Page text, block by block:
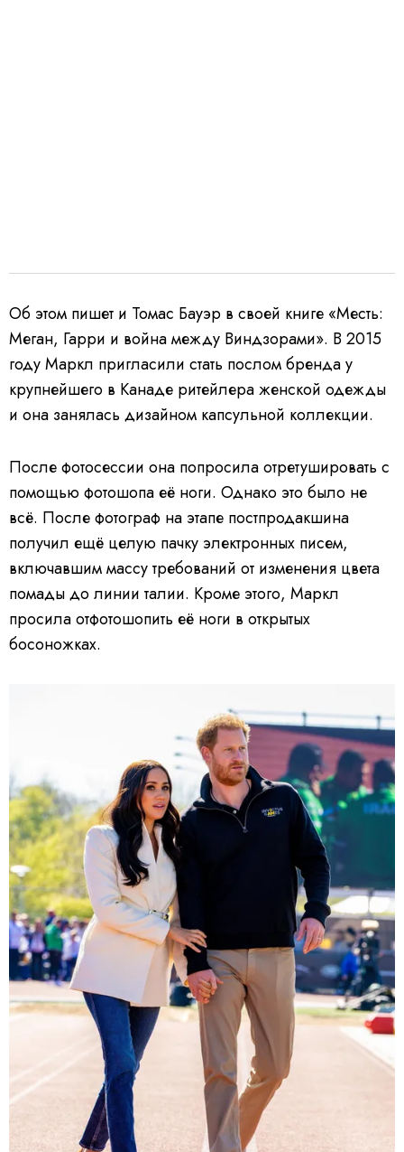
Об этом пишет и Томас Бауэр в своей книге «Месть:
Меган, Гарри и война между Виндзорами». В 2015
году Маркл пригласили стать послом бренда у
крупнейшего в Канаде ритейлера женской одежды
и она занялась дизайном капсульной коллекции.
После фотосессии она попросила отретушировать с
помощью фотошопа её ноги. Однако это было не
всё. После фотограф на этапе постпродакшина
получил ещё целую пачку электронных писем,
включавшим массу требований от изменения цвета
помады до линии талии. Кроме этого, Маркл
просила отфотошопить её ноги в открытых
босоножках.